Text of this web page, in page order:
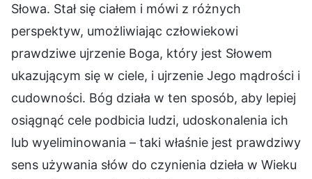
Słowa. Stał się ciałem i mówi z różnych
perspektyw, umożliwiając człowiekowi
prawdziwe ujrzenie Boga, który jest Słowem
ukazującym się w ciele, i ujrzenie Jego mądrości i
cudowności. Bóg działa w ten sposób, aby lepiej
osiągnąć cele podbicia ludzi, udoskonalenia ich
lub wyeliminowania – taki właśnie jest prawdziwy
sens używania słów do czynienia dzieła w Wieku